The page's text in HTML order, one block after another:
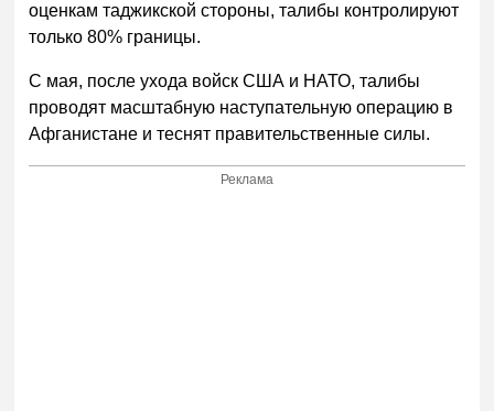
оценкам таджикской стороны, талибы контролируют
только 80% границы.
С мая, после ухода войск США и НАТО, талибы
проводят масштабную наступательную операцию в
Афганистане и теснят правительственные силы.
Реклама